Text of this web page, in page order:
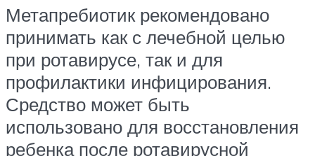
Метапребиотик рекомендовано
принимать как с лечебной целью
при ротавирусе, так и для
профилактики инфицирования.
Средство может быть
использовано для восстановления
ребенка после ротавирусной